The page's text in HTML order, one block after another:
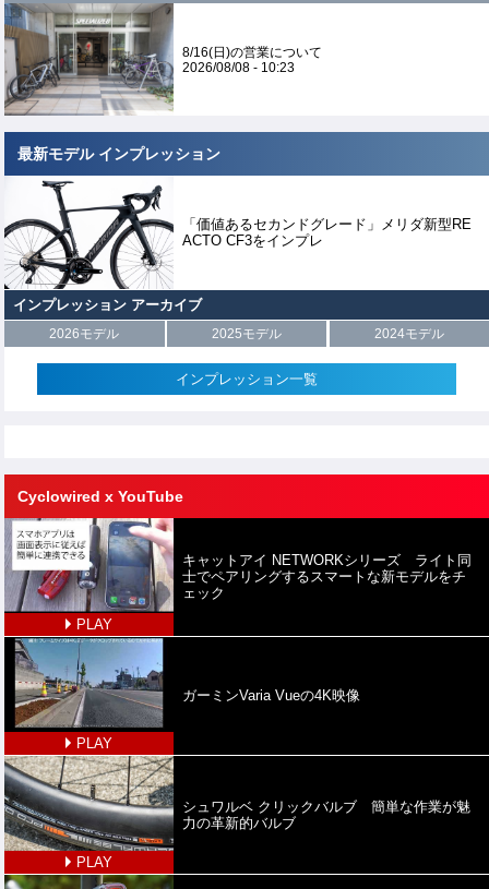
8/16(日)の営業について
2026/08/08 - 10:23
最新モデル インプレッション
「価値あるセカンドグレード」メリダ新型RE
ACTO CF3をインプレ
インプレッション アーカイブ
2026モデル 2025モデル 2024モデル
インプレッション一覧
Cyclowired x YouTube
PLAY
キャットアイ NETWORKシリーズ ライト同
士でペアリングするスマートな新モデルをチ
ェック
PLAY
ガーミンVaria Vueの4K映像
PLAY
シュワルベ クリックバルブ 簡単な作業が魅
力の革新的バルブ